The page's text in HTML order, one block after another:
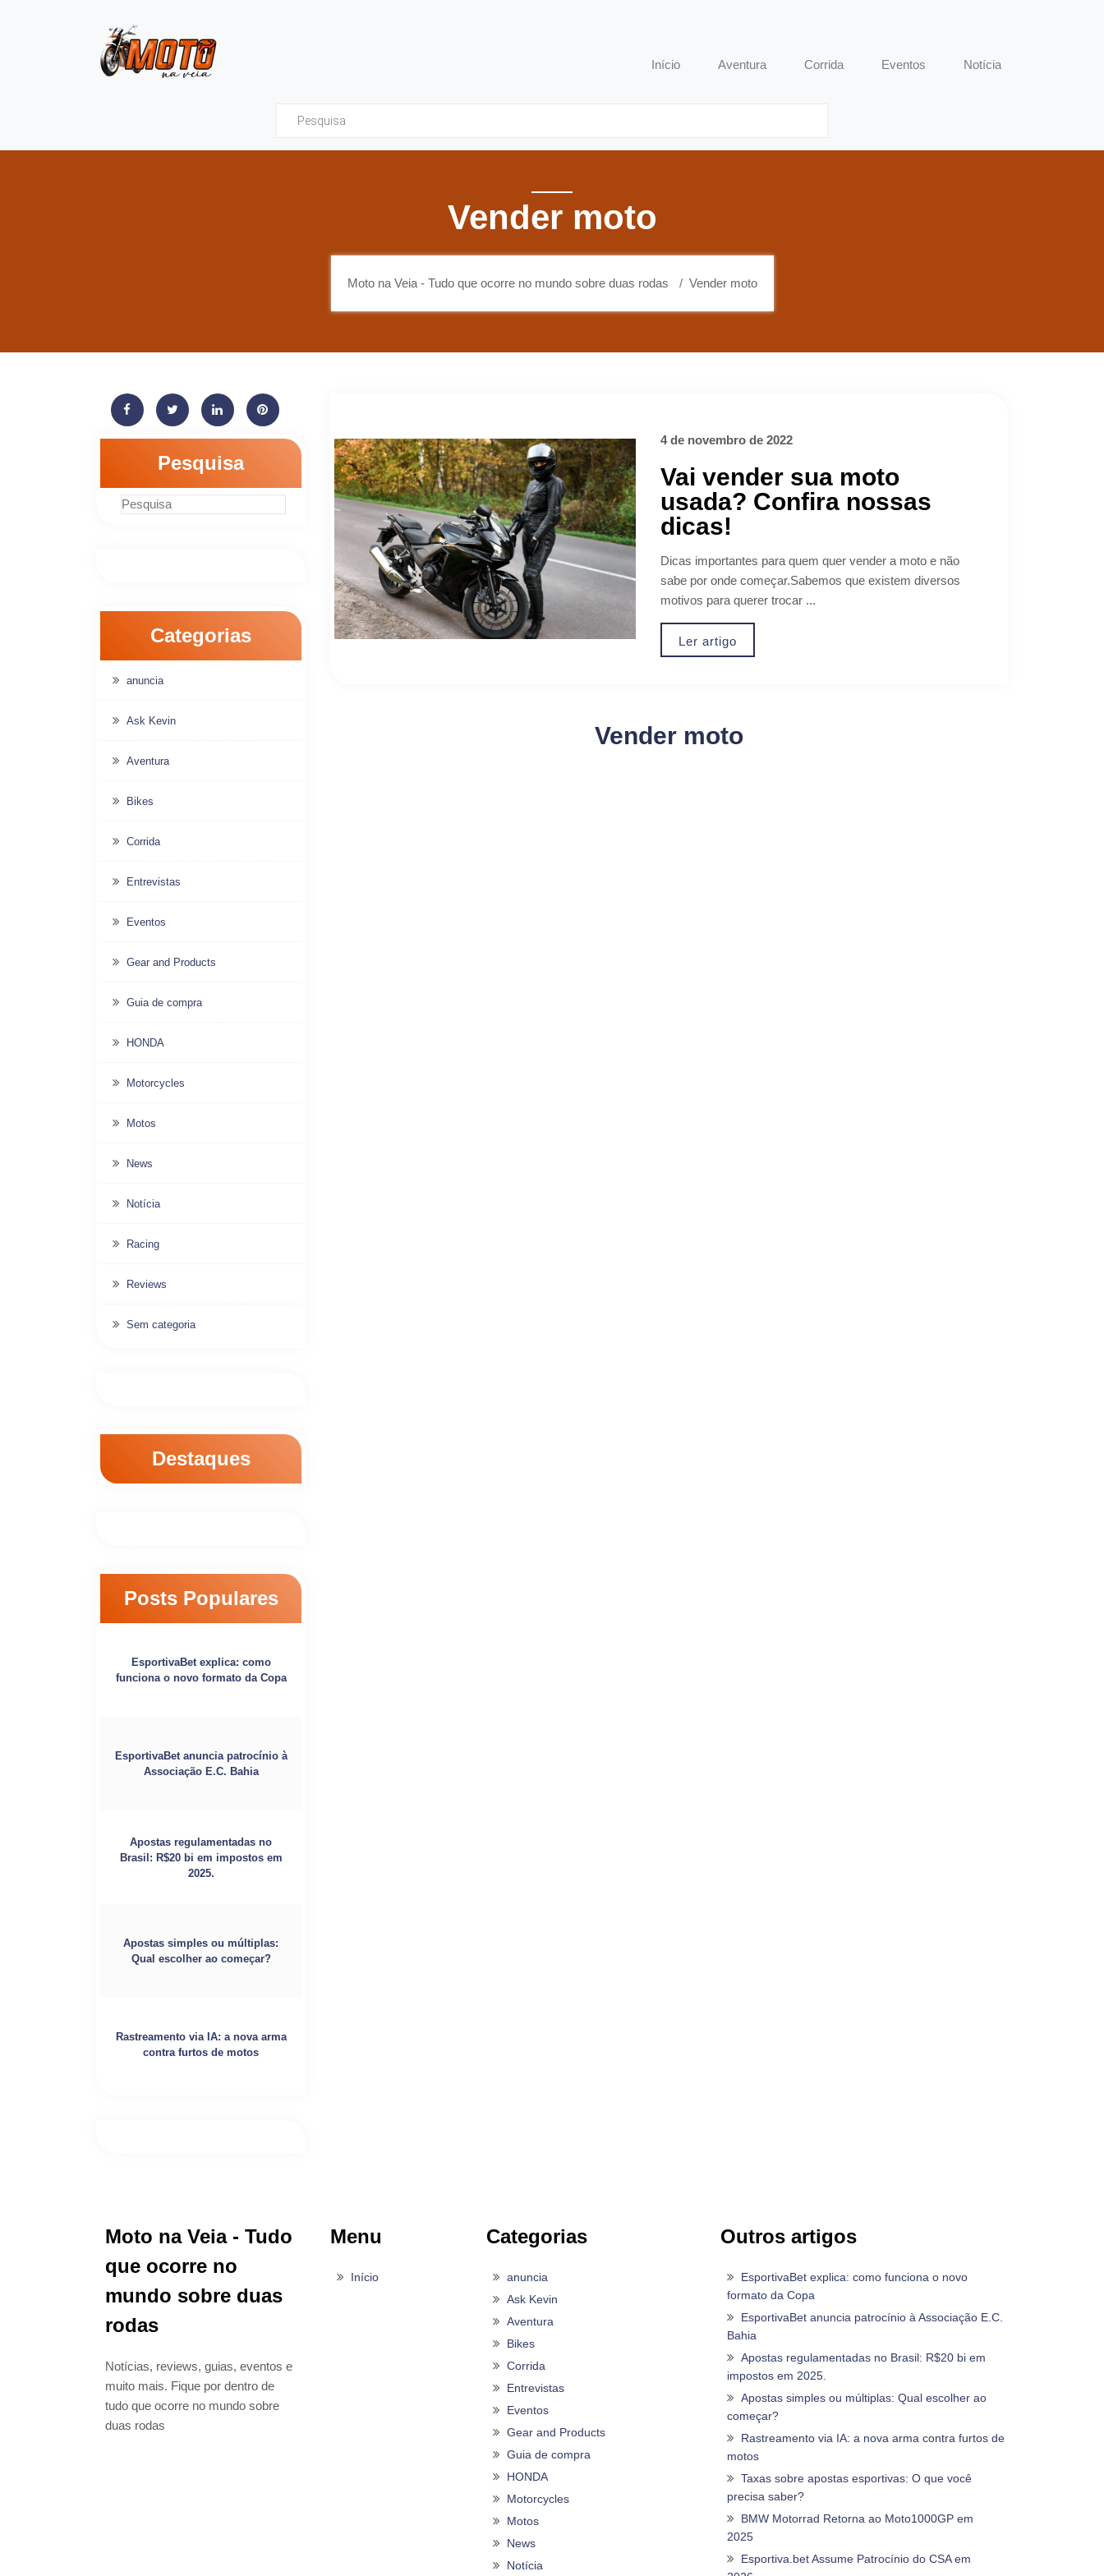
Início Aventura Corrida Eventos Notícia
Vender moto
Moto na Veia - Tudo que ocorre no mundo sobre duas rodas Vender moto
4 de novembro de 2022
Vai vender sua moto
usada? Confira nossas
dicas!
Dicas importantes para quem quer vender a moto e não
sabe por onde começar.Sabemos que existem diversos
motivos para querer trocar ...
Ler artigo
Vender moto
Pesquisa
Categorias
anuncia
Ask Kevin
Aventura
Bikes
Corrida
Entrevistas
Eventos
Gear and Products
Guia de compra
HONDA
Motorcycles
Motos
News
Notícia
Racing
Reviews
Sem categoria
Destaques
Posts Populares
EsportivaBet explica: como
funciona o novo formato da Copa
EsportivaBet anuncia patrocínio à
Associação E.C. Bahia
Apostas regulamentadas no
Brasil: R$20 bi em impostos em
2025.
Apostas simples ou múltiplas:
Qual escolher ao começar?
Rastreamento via IA: a nova arma
contra furtos de motos
Moto na Veia - Tudo
que ocorre no
mundo sobre duas
rodas
Notícias, reviews, guias, eventos e
muito mais. Fique por dentro de
tudo que ocorre no mundo sobre
duas rodas
Menu
Início
Categorias
anuncia
Ask Kevin
Aventura
Bikes
Corrida
Entrevistas
Eventos
Gear and Products
Guia de compra
HONDA
Motorcycles
Motos
News
Notícia
Outros artigos
EsportivaBet explica: como funciona o novo
formato da Copa
EsportivaBet anuncia patrocínio à Associação E.C.
Bahia
Apostas regulamentadas no Brasil: R$20 bi em
impostos em 2025.
Apostas simples ou múltiplas: Qual escolher ao
começar?
Rastreamento via IA: a nova arma contra furtos de
motos
Taxas sobre apostas esportivas: O que você
precisa saber?
BMW Motorrad Retorna ao Moto1000GP em
2025
Esportiva.bet Assume Patrocínio do CSA em